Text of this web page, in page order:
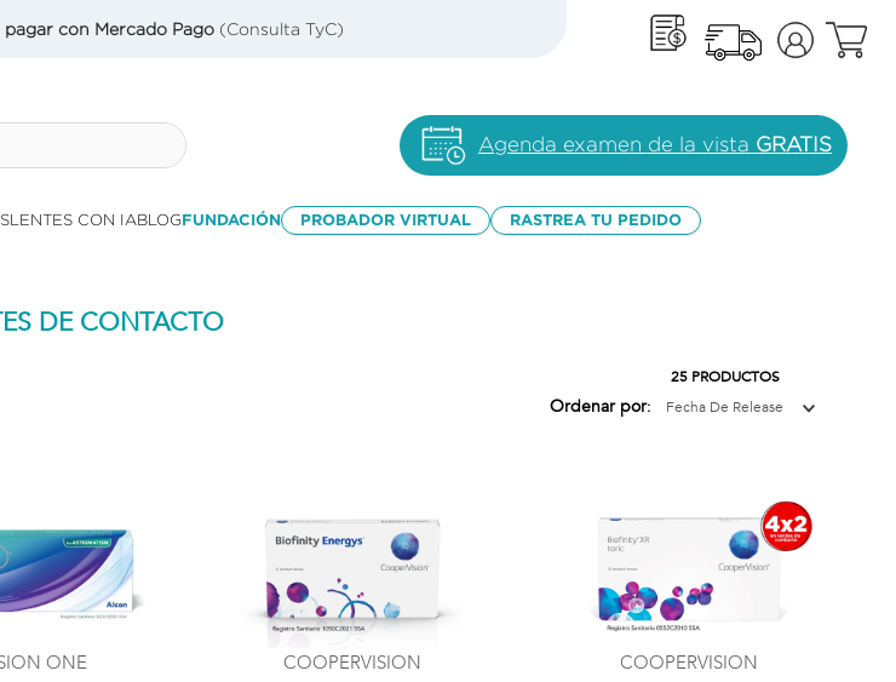
pagar con Mercado Pago (Consulta TyC)
Agenda examen de la vista GRATIS
LENTES CON IABLOGFUNDACIÓN PROBADOR VIRTUAL RASTREA TU PEDIDO
DE CONTACTO
25 PRODUCTOS
Ordenar por Fecha De Release
ONE COOPERVISION COOPERVISION